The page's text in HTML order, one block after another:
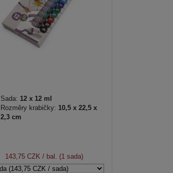
Sada: 12 x 12 ml
Rozměry krabičky: 10,5 x 22,5 x
2,3 cm
143,75 CZK / bal. (1 sada)